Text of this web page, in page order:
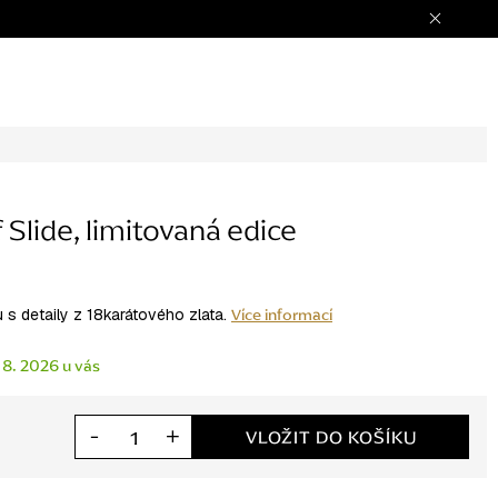
limitovaná edice
detaily z 18karátového zlata. Více informací
2026
VLOŽIT DO KOŠÍKU